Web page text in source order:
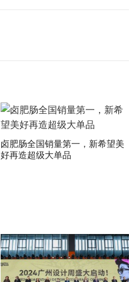
卤肥肠全国销量第一，新希望美
好再造超级大单品